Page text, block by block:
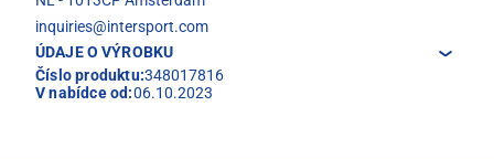
inquiries@intersport.com
ÚDAJE O VÝROBKU
Číslo produktu:348017816
V nabídce od:06.10.2023